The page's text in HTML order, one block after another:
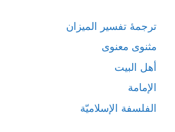
ترجمۀ تفسیر المیزان
مثنوی معنوی
أهل البيت
الإمامة
الفلسفة الإسلاميّة